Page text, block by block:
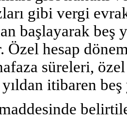
gibi vergi
başlayarak beş
Özel hesap
süreleri,
itibaren beş